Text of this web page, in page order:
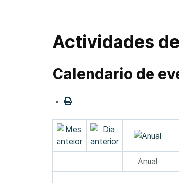
Actividades
Calendario de
Anual